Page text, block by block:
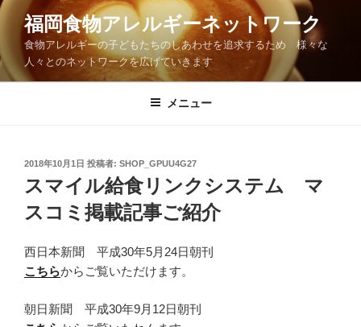
コ
ン
ツ
福岡食物アレルギーネットワーク
食物アレルギーの子どもたちのしあわせを追求するため 様々な
人々とのネットワークを広げていきます
メニュー
投
稿
日:
2018年10月1日 投稿者: SHOP_GPUU4G27
スマイル給食リンクシステム マ
スコミ掲載記事ご紹介
西日本新聞 平成30年5月24日朝刊
こちらからご覧いただけます。
朝日新聞 平成30年9月12日朝刊